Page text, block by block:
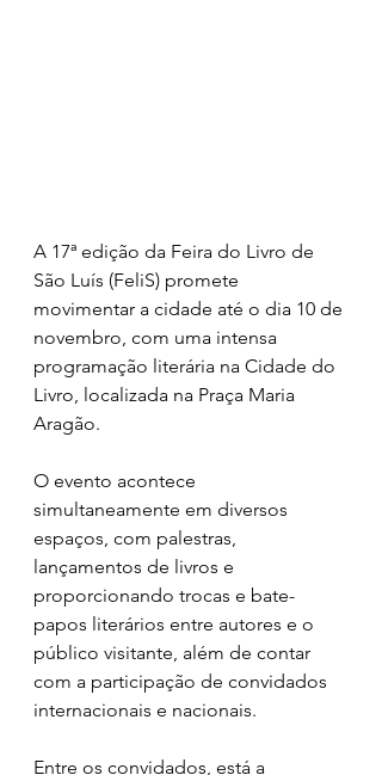
A 17ª edição da Feira do Livro de
São Luís (FeliS) promete
movimentar a cidade até o dia 10 de
novembro, com uma intensa
programação literária na Cidade do
Livro, localizada na Praça Maria
Aragão.
O evento acontece
simultaneamente em diversos
espaços, com palestras,
lançamentos de livros e
proporcionando trocas e bate-
papos literários entre autores e o
público visitante, além de contar
com a participação de convidados
internacionais e nacionais.
Entre os convidados, está a